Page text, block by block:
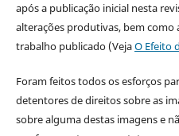
após a publicação inicial nesta
alterações produtivas, bem
trabalho publicado (VejaO Efeito
Foram feitos todos os esforços
detentores de direitos sobre as
sobre alguma destas imagens e